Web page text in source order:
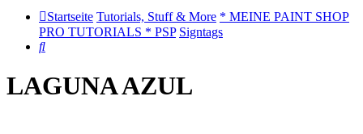
Startseite Tutorials, Stuff & More * MEINE PAINT SHOP
PRO TUTORIALS * PSP Signtags
Suche
LAGUNA AZUL